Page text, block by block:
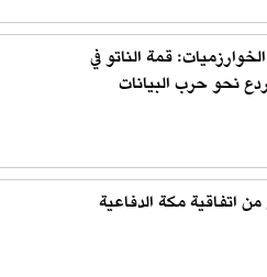
قمة الناتو في
نحو حرب البيانات
اتفاقية مكة الدفاعية